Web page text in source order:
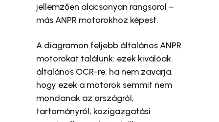
jellemzően alacsonyan rangsorol –
más ANPR motorokhoz képest.
A diagramon feljebb általános ANPR
motorokat találunk: ezek kiválóak
általános OCR-re, ha nem zavarja,
hogy ezek a motorok semmit nem
mondanak az országról,
tartományról, közigazgatási